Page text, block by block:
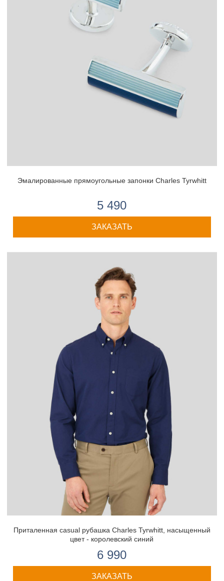
Эмалированные прямоугольные запонки Charles Tyrwhitt
5 490
ЗАКАЗАТЬ
Приталенная casual рубашка Charles Tyrwhitt, насыщенный
цвет - королевский синий
6 990
ЗАКАЗАТЬ